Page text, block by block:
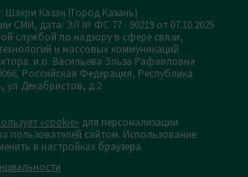
Казан (Город Казань)
СМИ, дата: ЭЛ № ФС 77 - 90219 от 07.10.2025
службой по надзору в сфере связи,
и массовых коммуникаций
и.о. Васильева Эльза Рафаиловна
Российская Федерация, Республика
ул.Декабристов, д.2
«cookie» для персонализации
пользователей сайтом. Использование
в настройках браузера.